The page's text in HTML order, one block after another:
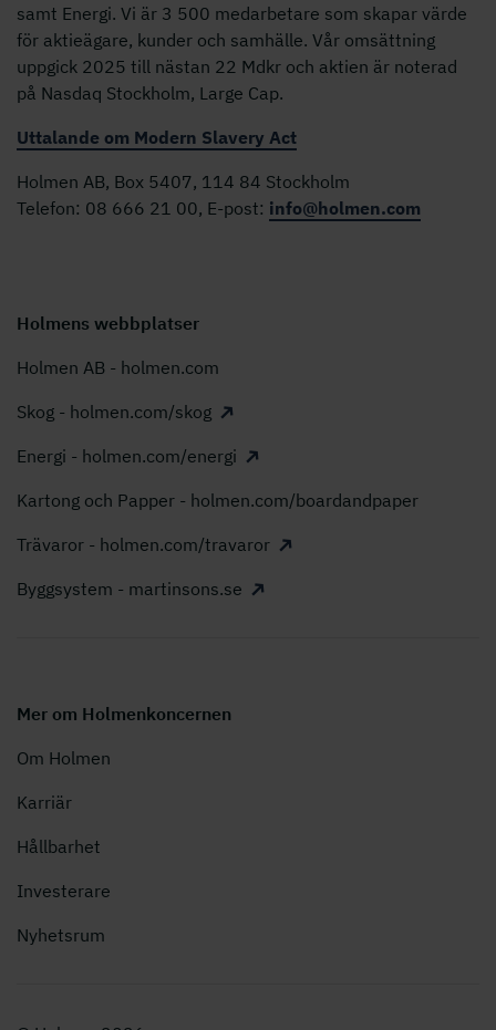
samt Energi. Vi är 3 500 medarbetare som skapar värde
för aktieägare, kunder och samhälle. Vår omsättning
uppgick 2025 till nästan 22 Mdkr och aktien är noterad
på Nasdaq Stockholm, Large Cap.
Uttalande om Modern Slavery Act
Holmen AB, Box 5407, 114 84 Stockholm
Telefon: 08 666 21 00, E-post: info@holmen.com
Holmens webbplatser
Holmen AB - holmen.com
Skog - holmen.com/skog
Energi - holmen.com/energi
Kartong och Papper - holmen.com/boardandpaper
Trävaror - holmen.com/travaror
Byggsystem - martinsons.se
Mer om Holmenkoncernen
Om Holmen
Karriär
Hållbarhet
Investerare
Nyhetsrum